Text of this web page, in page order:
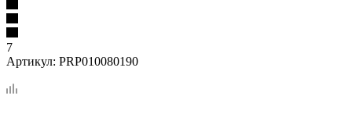
7
Артикул: PRP010080190